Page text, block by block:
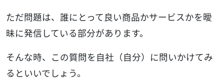
ただ問題は、誰にとって良い商品かサービスかを曖
昧に発信している部分があります。
そんな時、この質問を自社（自分）に問いかけてみ
るといいでしょう。